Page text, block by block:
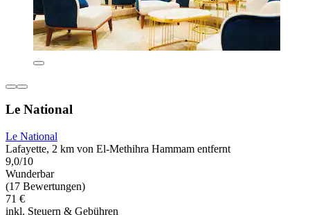
Le National
Le National
Lafayette, 2 km von El-Methihra Hammam entfernt
9,0/10
Wunderbar
(17 Bewertungen)
71 €
inkl. Steuern & Gebühren